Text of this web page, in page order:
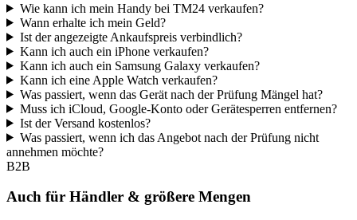
Wie kann ich mein Handy bei TM24 verkaufen?
Wann erhalte ich mein Geld?
Ist der angezeigte Ankaufspreis verbindlich?
Kann ich auch ein iPhone verkaufen?
Kann ich auch ein Samsung Galaxy verkaufen?
Kann ich eine Apple Watch verkaufen?
Was passiert, wenn das Gerät nach der Prüfung Mängel hat?
Muss ich iCloud, Google-Konto oder Gerätesperren entfernen?
Ist der Versand kostenlos?
Was passiert, wenn ich das Angebot nach der Prüfung nicht
annehmen möchte?
B2B
Auch für Händler & größere Mengen